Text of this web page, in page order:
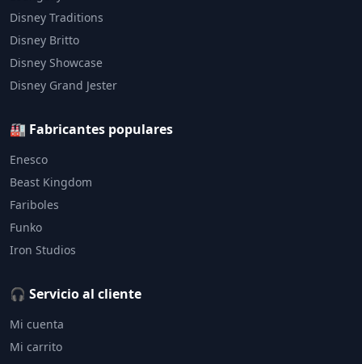
Disney Traditions
Disney Britto
Disney Showcase
Disney Grand Jester
🏭 Fabricantes populares
Enesco
Beast Kingdom
Fariboles
Funko
Iron Studios
🎧 Servicio al cliente
Mi cuenta
Mi carrito